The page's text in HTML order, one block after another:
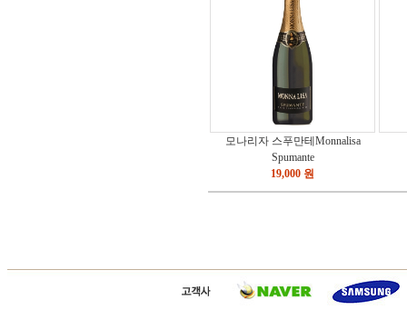
모나리자 스푸만테Monnalisa
Spumante
19,000 원